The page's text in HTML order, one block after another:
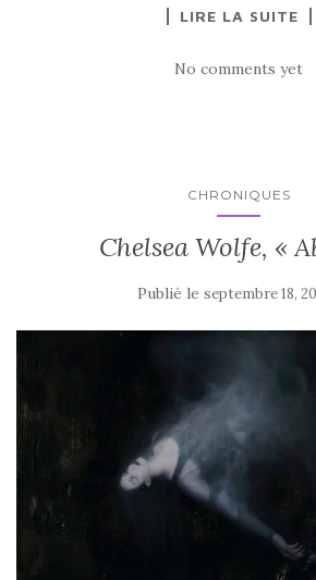
LIRE LA SUITE
No comments yet
CHRONIQUES
Chelsea Wolfe, «
Publié le septembre 18,